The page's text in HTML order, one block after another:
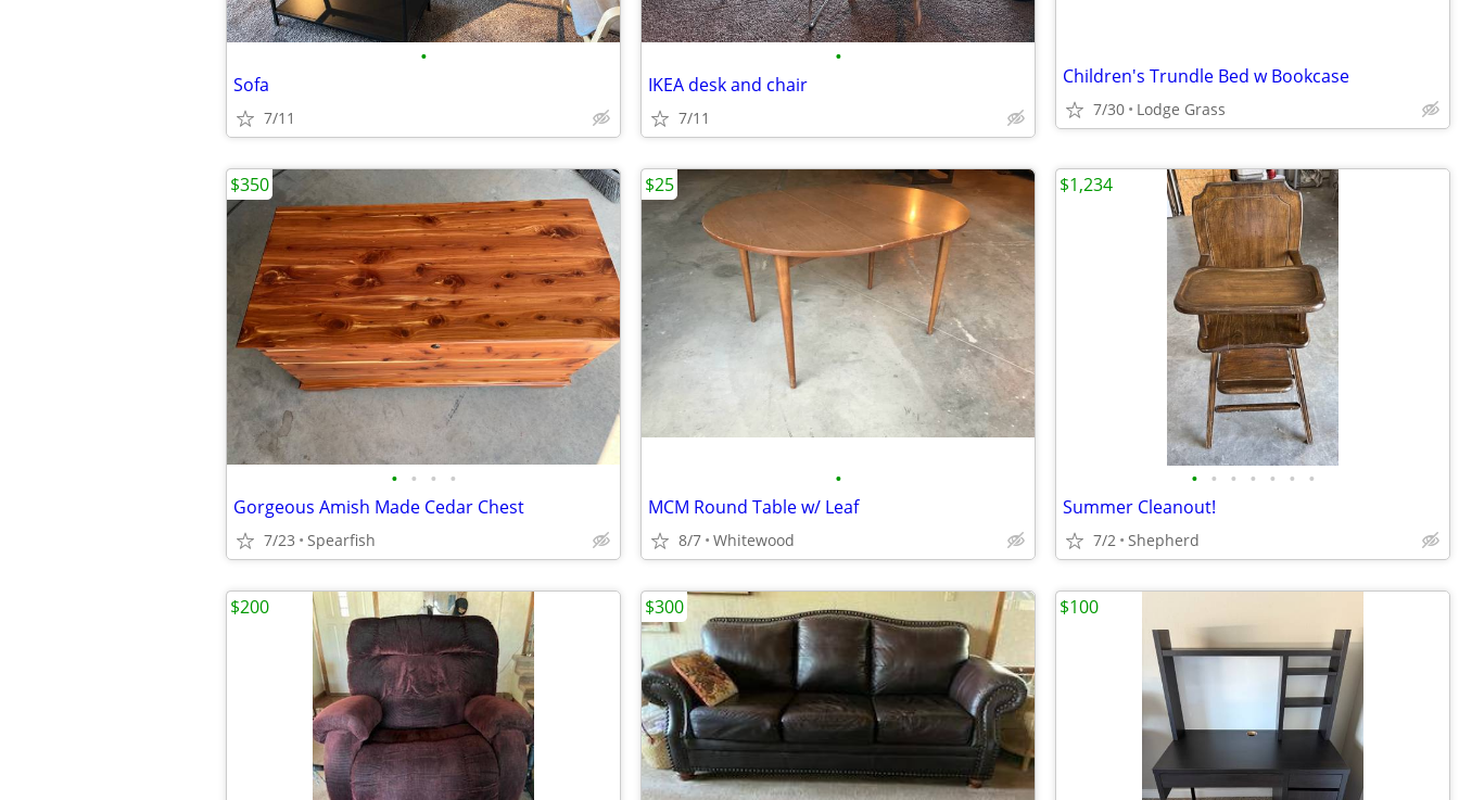
•
Sofa
7/11
•
IKEA desk and chair
7/11
Children's Trundle Bed w Bookcase
7/30 Lodge Grass
• • • •
Gorgeous Amish Made Cedar Chest
7/23 Spearfish
$350
•
MCM Round Table w/ Leaf
8/7 Whitewood
$25
• • • • • • •
Summer Cleanout!
7/2 Shepherd
$1,234
$200 $300 $100